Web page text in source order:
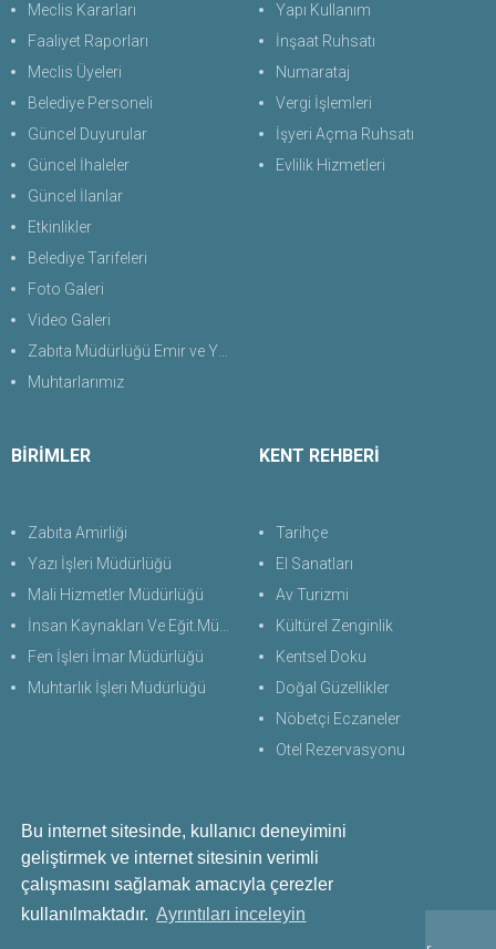
Bu internet sitesinde, kullanıcı deneyimini
geliştirmek ve internet sitesinin verimli
çalışmasını sağlamak amacıyla çerezler
kullanılmaktadır. Ayrıntıları inceleyin
Meclis Kararları
Faaliyet Raporları
Meclis Üyeleri
Belediye Personeli
Güncel Duyurular
Güncel İhaleler
Güncel İlanlar
Etkinlikler
Belediye Tarifeleri
Foto Galeri
Video Galeri
Zabıta Müdürlüğü Emir ve Yasaklar Uygulama Yönetmeliği 2026
Muhtarlarımız
Yapı Kullanım
İnşaat Ruhsatı
Numarataj
Vergi İşlemleri
İşyeri Açma Ruhsatı
Evlilik Hizmetleri
BİRİMLER
Zabıta Amirliği
Yazı İşleri Müdürlüğü
Mali Hizmetler Müdürlüğü
İnsan Kaynakları Ve Eğit.Müdürlüğü
Fen İşleri İmar Müdürlüğü
Muhtarlık İşleri Müdürlüğü
KENT REHBERİ
Tarihçe
El Sanatları
Av Turizmi
Kültürel Zenginlik
Kentsel Doku
Doğal Güzellikler
Nöbetçi Eczaneler
Otel Rezervasyonu
Bize Ulaşın
+90 256 711 60 28